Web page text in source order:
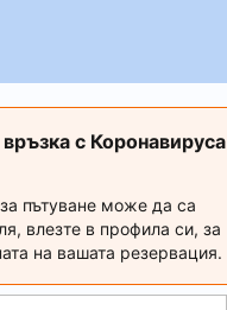
с Коронавируса
пътуване може да са
влезте в профила си, за
на вашата резервация.